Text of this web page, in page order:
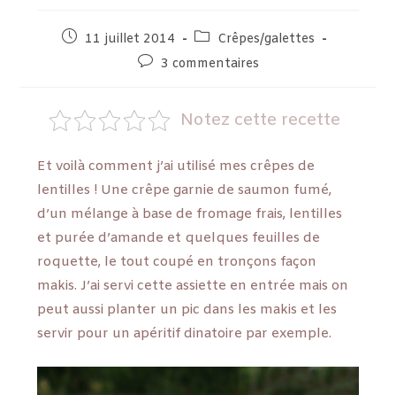
11 juillet 2014
Crêpes/galettes
3 commentaires
Notez cette recette
Et voilà comment j’ai utilisé mes crêpes de
lentilles ! Une crêpe garnie de saumon fumé,
d’un mélange à base de fromage frais, lentilles
et purée d’amande et quelques feuilles de
roquette, le tout coupé en tronçons façon
makis. J’ai servi cette assiette en entrée mais on
peut aussi planter un pic dans les makis et les
servir pour un apéritif dinatoire par exemple.